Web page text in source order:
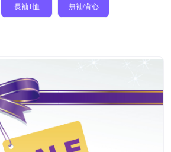
長袖T恤 無袖/背心